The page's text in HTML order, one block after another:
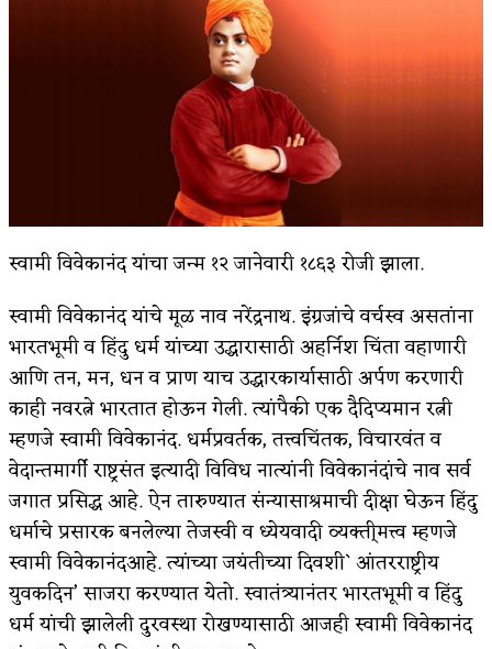
किती घोषणांचा पाऊस होता
कसं हुईन तं हू माय…
काळजाचे प्रेत
चमकदार चांदी
आदिवासींचा डॉक्टर, समाजसेवेचा ध्यास : डॉ. राहुल
जोशी
डेंग्यू: ताप उतरला म्हणजे धोका टळला असे नाही!
४ जुलै – इतिहासात घडलेल्या महत्त्वाच्या घटना
सुवर्ण – झळाळी
‘अर्थ’पूर्ण हास्य
अष्टपैलू : खंडू रांगणेकर
अपूर्ण कथा
बुडीच खटलं – संयुक्त कुटुंब का गरजेचं?
स्वामी विवेकानंद यांचा जन्म १२ जानेवारी १८६३ रोजी झाला.
स्वामी विवेकानंद यांचे मूळ नाव नरेंद्रनाथ. इंग्रजांचे वर्चस्व असतांना
भारतभूमी व हिंदु धर्म यांच्या उद्धारासाठी अहर्निश चिंता वहाणारी
आणि तन, मन, धन व प्राण याच उद्धारकार्यासाठी अर्पण करणारी
काही नवरत्ने भारतात होऊन गेली. त्यांपैकी एक दैदिप्यमान रत्नी
म्हणजे स्वामी विवेकानंद. धर्मप्रवर्तक, तत्त्वचिंतक, विचारवंत व
वेदान्तमार्गी राष्ट्रसंत इत्यादी विविध नात्यांनी विवेकानंदांचे नाव सर्व
जगात प्रसिद्ध आहे. ऐन तारुण्यात संन्यासाश्रमाची दीक्षा घेऊन हिंदु
धर्माचे प्रसारक बनलेल्या तेजस्वी व ध्येयवादी व्यक्ती्मत्त्व म्हणजे
स्वामी विवेकानंदआहे. त्यांच्या जयंतीच्या दिवशी` आंतरराष्ट्रीय
युवकदिन’ साजरा करण्यात येतो. स्वातंत्र्यानंतर भारतभूमी व हिंदु
धर्म यांची झालेली दुरवस्था रोखण्यासाठी आजही स्वामी विवेकानंद